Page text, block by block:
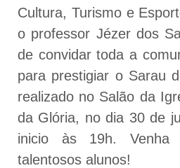
Cultura, Turismo e
o professor Jézer dos
de convidar toda a
para prestigiar o Sarau
realizado no Salão da
da Glória, no dia 30 de
inicio às 19h. Venha
talentosos alunos!